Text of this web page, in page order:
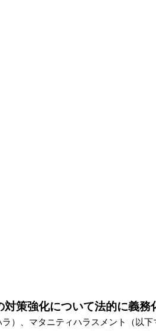
策強化について法的に義務
、マタニティハラスメント（以